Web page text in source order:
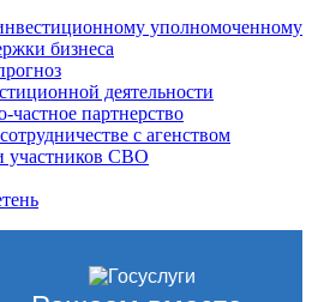
уполномоченному
бизнеса
деятельности
партнерство
с агенством
участников СВО